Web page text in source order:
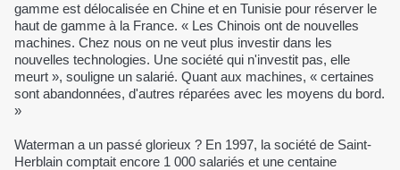
gamme est délocalisée en Chine et en Tunisie pour réserver le
haut de gamme à la France. « Les Chinois ont de nouvelles
machines. Chez nous on ne veut plus investir dans les
nouvelles technologies. Une société qui n'investit pas, elle
meurt », souligne un salarié. Quant aux machines, « certaines
sont abandonnées, d'autres réparées avec les moyens du bord.
»
Waterman a un passé glorieux ? En 1997, la société de Saint-
Herblain comptait encore 1 000 salariés et une centaine